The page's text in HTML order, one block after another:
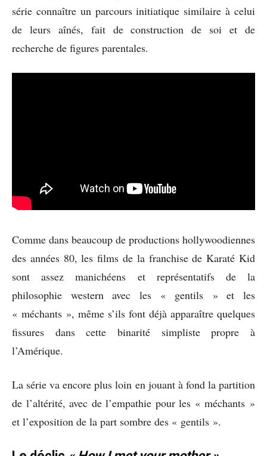
série connaître un parcours initiatique similaire à celui
de leurs aînés, fait de construction de soi et de
recherche de figures parentales.
Comme dans beaucoup de productions hollywoodiennes
des années 80, les films de la franchise de Karaté Kid
sont assez manichéens et représentatifs de la
philosophie western avec les « gentils » et les
« méchants », même s’ils font déjà apparaître quelques
fissures dans cette binarité simpliste propre à
l’Amérique.
La série va encore plus loin en jouant à fond la partition
de l’altérité, avec de l’empathie pour les « méchants »
et l’exposition de la part sombre des « gentils ».